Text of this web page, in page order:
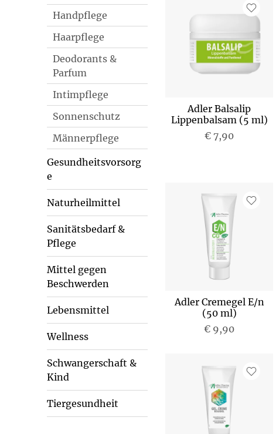
Handpflege
Haarpflege
Deodorants &
Parfum
Intimpflege
Sonnenschutz
Männerpflege
Gesundheitsvorsorg
e
Naturheilmittel
Sanitätsbedarf &
Pflege
Mittel gegen
Beschwerden
Lebensmittel
Wellness
Schwangerschaft &
Kind
Tiergesundheit
Adler Balsalip
Lippenbalsam (5 ml)
€ 7,90
Adler Cremegel E/n
(50 ml)
€ 9,90